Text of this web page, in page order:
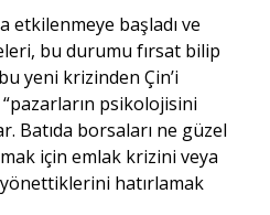
etkilenmeye başladı ve
bu durumu fırsat bilip
yeni krizinden Çin’i
psikolojisini
Batıda borsaları ne güzel
için emlak krizini veya
hatırlamak